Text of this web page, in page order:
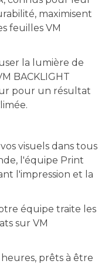
maximisent
feuilles VM
la lumière de
BACKLIGHT
pour un résultat
visuels dans tous
l'équipe Print
l'impression et la
équipe traite les
sur VM
prêts à être